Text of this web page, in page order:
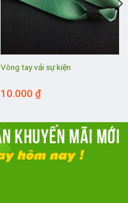
Vòng tay vải sự kiện
10.000 ₫